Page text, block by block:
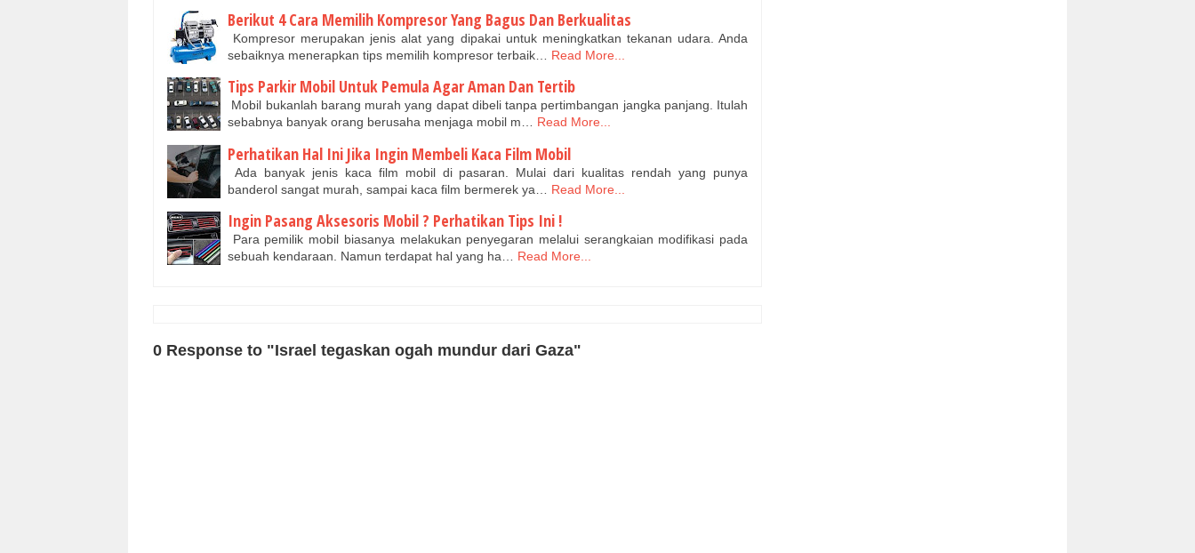
Berikut 4 Cara Memilih Kompresor Yang Bagus Dan Berkualitas
Kompresor merupakan jenis alat yang dipakai untuk meningkatkan tekanan udara. Anda
sebaiknya menerapkan tips memilih kompresor terbaik…
Read More...
Tips Parkir Mobil Untuk Pemula Agar Aman Dan Tertib
Mobil bukanlah barang murah yang dapat dibeli tanpa pertimbangan jangka panjang. Itulah
sebabnya banyak orang berusaha menjaga mobil m…
Read More...
Perhatikan Hal Ini Jika Ingin Membeli Kaca Film Mobil
Ada banyak jenis kaca film mobil di pasaran. Mulai dari kualitas rendah yang punya
banderol sangat murah, sampai kaca film bermerek ya…
Read More...
Ingin Pasang Aksesoris Mobil ? Perhatikan Tips Ini !
Para pemilik mobil biasanya melakukan penyegaran melalui serangkaian modifikasi pada
sebuah kendaraan. Namun terdapat hal yang ha…
Read More...
0 Response to "Israel tegaskan ogah mundur dari Gaza"